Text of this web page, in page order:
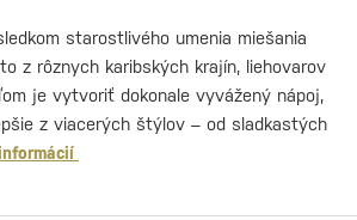
starostlivého umenia miešania
z rôznych karibských krajín, liehovarov
je vytvoriť dokonale vyvážený nápoj,
z viacerých štýlov – od sladkastých